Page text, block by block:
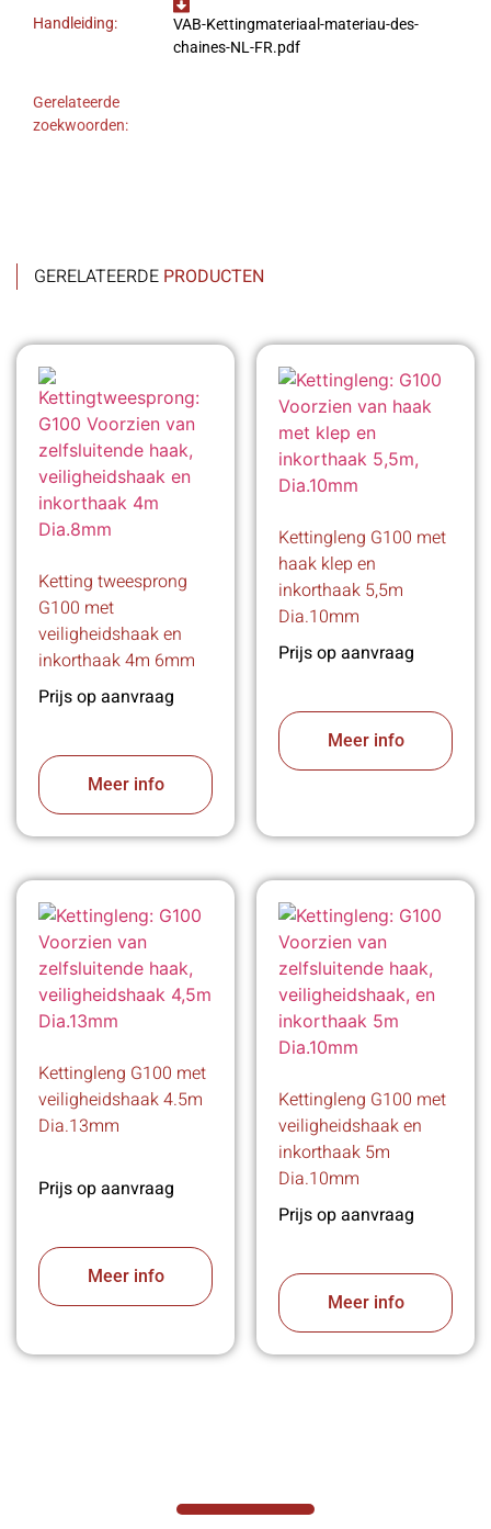
Handleiding:
VAB-Kettingmateriaal-materiau-des-
chaines-NL-FR.pdf
Gerelateerde
zoekwoorden:
GERELATEERDE PRODUCTEN
Ketting tweesprong
G100 met
veiligheidshaak en
inkorthaak 4m 6mm
Prijs op aanvraag
Meer info
Kettingleng G100 met
haak klep en
inkorthaak 5,5m
Dia.10mm
Prijs op aanvraag
Meer info
Kettingleng G100 met
veiligheidshaak 4.5m
Dia.13mm
Prijs op aanvraag
Meer info
Kettingleng G100 met
veiligheidshaak en
inkorthaak 5m
Dia.10mm
Prijs op aanvraag
Meer info